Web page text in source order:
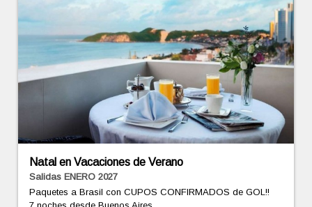
Natal en Vacaciones de Verano
Salidas ENERO 2027
Paquetes a Brasil con CUPOS CONFIRMADOS de GOL!!